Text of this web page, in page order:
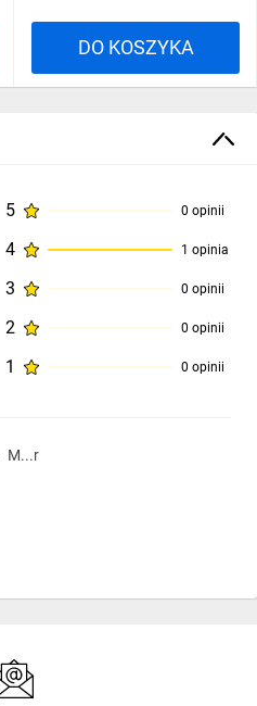
DO KOSZYKA
5 0 opinii
4 1 opinia
3 0 opinii
2 0 opinii
1 0 opinii
M...r